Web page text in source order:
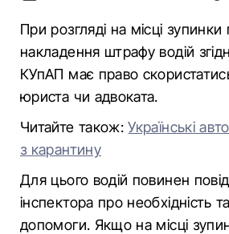
При розгляді на місці
накладення штрафу водій
КУпАП має право
юриста чи адвоката.
Читайте також:Українські
з карантину
Для цього водій повинен
інспектора про необхідність
допомоги. Якщо на місці